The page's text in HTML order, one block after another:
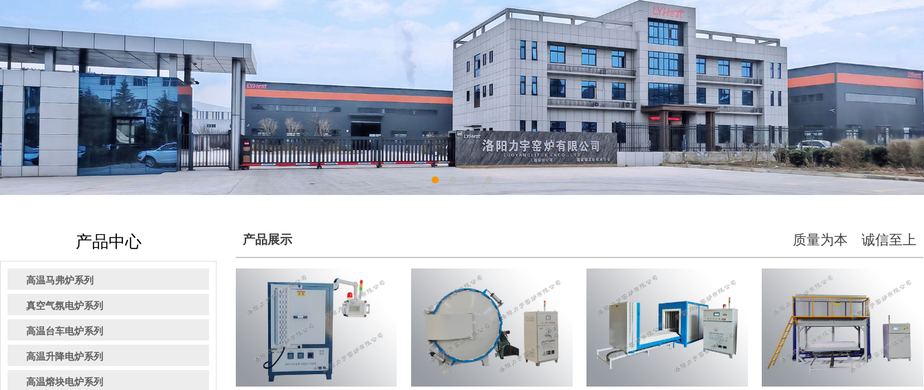
产品中心
高温马弗炉系列
真空气氛电炉系列
高温台车电炉系列
高温升降电炉系列
高温熔块电炉系列
产品展示 质量为本 诚信至上